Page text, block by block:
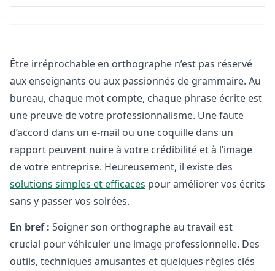
Être irréprochable en orthographe n’est pas réservé
aux enseignants ou aux passionnés de grammaire. Au
bureau, chaque mot compte, chaque phrase écrite est
une preuve de votre professionnalisme. Une faute
d’accord dans un e-mail ou une coquille dans un
rapport peuvent nuire à votre crédibilité et à l’image
de votre entreprise. Heureusement, il existe des
solutions simples et efficaces pour améliorer vos écrits
sans y passer vos soirées.
En bref : Soigner son orthographe au travail est
crucial pour véhiculer une image professionnelle. Des
outils, techniques amusantes et quelques règles clés